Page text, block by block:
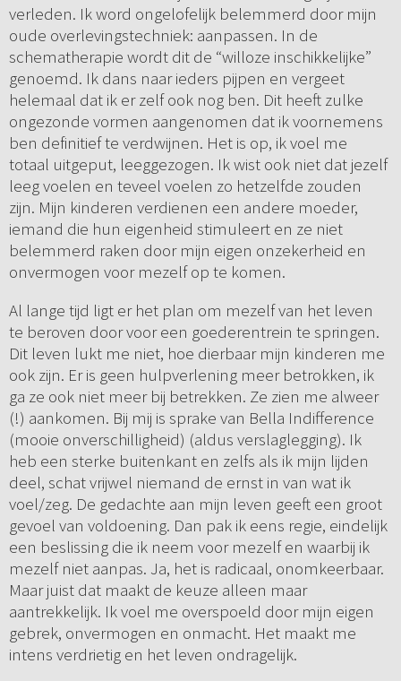
verleden. Ik word ongelofelijk belemmerd door mijn
oude overlevingstechniek: aanpassen. In de
schematherapie wordt dit de “willoze inschikkelijke”
genoemd. Ik dans naar ieders pijpen en vergeet
helemaal dat ik er zelf ook nog ben. Dit heeft zulke
ongezonde vormen aangenomen dat ik voornemens
ben definitief te verdwijnen. Het is op, ik voel me
totaal uitgeput, leeggezogen. Ik wist ook niet dat jezelf
leeg voelen en teveel voelen zo hetzelfde zouden
zijn. Mijn kinderen verdienen een andere moeder,
iemand die hun eigenheid stimuleert en ze niet
belemmerd raken door mijn eigen onzekerheid en
onvermogen voor mezelf op te komen.
Al lange tijd ligt er het plan om mezelf van het leven
te beroven door voor een goederentrein te springen.
Dit leven lukt me niet, hoe dierbaar mijn kinderen me
ook zijn. Er is geen hulpverlening meer betrokken, ik
ga ze ook niet meer bij betrekken. Ze zien me alweer
(!) aankomen. Bij mij is sprake van Bella Indifference
(mooie onverschilligheid) (aldus verslaglegging). Ik
heb een sterke buitenkant en zelfs als ik mijn lijden
deel, schat vrijwel niemand de ernst in van wat ik
voel/zeg. De gedachte aan mijn leven geeft een groot
gevoel van voldoening. Dan pak ik eens regie, eindelijk
een beslissing die ik neem voor mezelf en waarbij ik
mezelf niet aanpas. Ja, het is radicaal, onomkeerbaar.
Maar juist dat maakt de keuze alleen maar
aantrekkelijk. Ik voel me overspoeld door mijn eigen
gebrek, onvermogen en onmacht. Het maakt me
intens verdrietig en het leven ondragelijk.